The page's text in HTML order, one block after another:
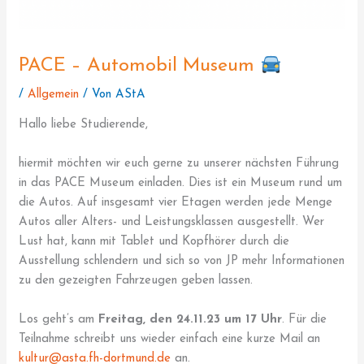
PACE – Automobil Museum
/Allgemein / VonAStA
Hallo liebe Studierende,
hiermit möchten wir euch gerne zu unserer nächsten Führung
in das PACE Museum einladen. Dies ist ein Museum rund um
die Autos. Auf insgesamt vier Etagen werden jede Menge
Autos aller Alters- und Leistungsklassen ausgestellt. Wer
Lust hat, kann mit Tablet und Kopfhörer durch die
Ausstellung schlendern und sich so von JP mehr Informationen
zu den gezeigten Fahrzeugen geben lassen.
Los geht’s am Freitag, den 24.11.23 um 17 Uhr. Für die
Teilnahme schreibt uns wieder einfach eine kurze Mail an
kultur@asta.fh-dortmund.de an.